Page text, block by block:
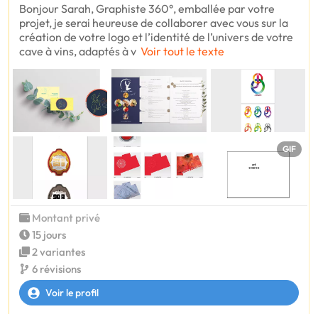
Bonjour Sarah, Graphiste 360°, emballée par votre
projet, je serai heureuse de collaborer avec vous sur la
création de votre logo et l’identité de l’univers de votre
cave à vins, adaptés à v Voir tout le texte
GIF
Montant privé
15 jours
2 variantes
6 révisions
Voir le profil